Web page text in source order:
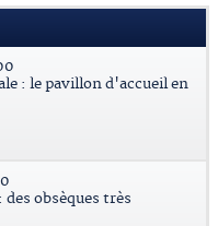
: le pavillon d'accueil en
des obsèques très